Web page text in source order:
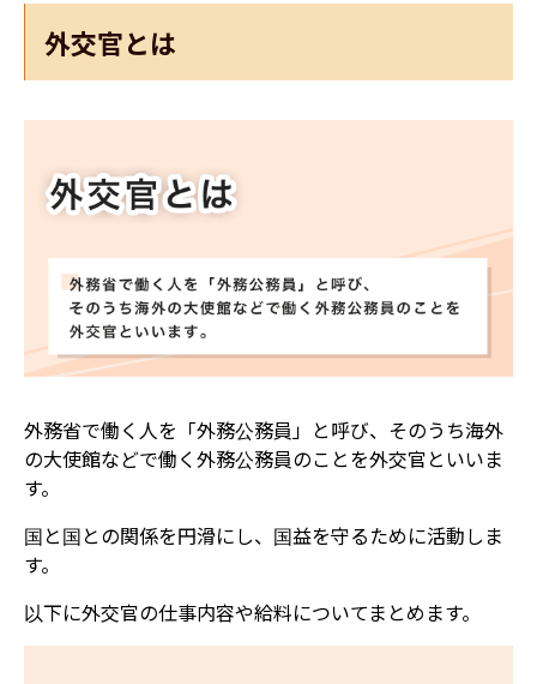
外交官とは
外務省で働く人を「外務公務員」と呼び、そのうち海外
の大使館などで働く外務公務員のことを外交官といいま
す。
国と国との関係を円滑にし、国益を守るために活動しま
す。
以下に外交官の仕事内容や給料についてまとめます。